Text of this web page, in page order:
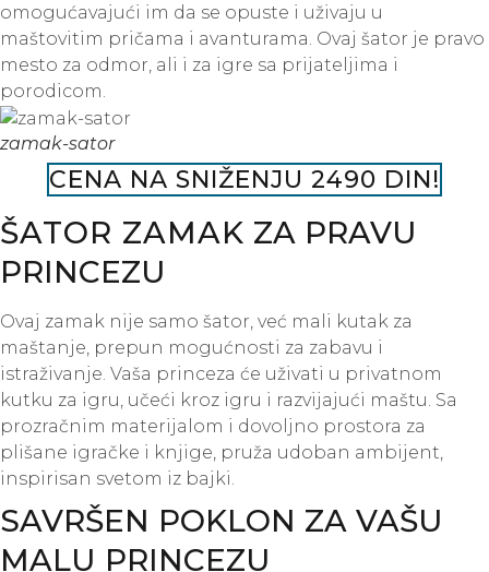
omogućavajući im da se opuste i uživaju u
maštovitim pričama i avanturama. Ovaj šator je pravo
mesto za odmor, ali i za igre sa prijateljima i
porodicom.
zamak-sator
CENA NA SNIŽENJU 2490 DIN!
ŠATOR ZAMAK ZA PRAVU
PRINCEZU
Ovaj zamak nije samo šator, već mali kutak za
maštanje, prepun mogućnosti za zabavu i
istraživanje. Vaša princeza će uživati u privatnom
kutku za igru, učeći kroz igru i razvijajući maštu. Sa
prozračnim materijalom i dovoljno prostora za
plišane igračke i knjige, pruža udoban ambijent,
inspirisan svetom iz bajki.
SAVRŠEN POKLON ZA VAŠU
MALU PRINCEZU